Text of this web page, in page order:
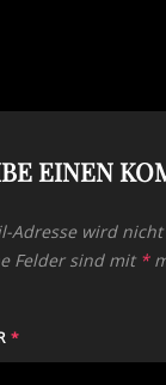
EINEN
Adresse wird
Felder sind mit *
*